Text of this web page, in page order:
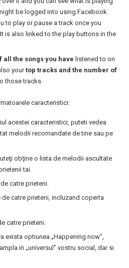
be logged into using Facebook
to play or pause a track once you
is also linked to the play buttons in the
all the songs you have listened to on
yourtop tracks and the number of
those tracks.
caracteristici:
acestei caracteristici, puteti vedea
melodii recomandate de tine sau pe
obţine o lista de melodii ascultate
tai.
catre prieteni.
catre prieteni, incluzand coperta
catre prieteni.
exista optiunea „Happening now”,
in „universul” vostru social, dar si